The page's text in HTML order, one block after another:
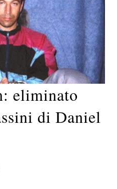
eliminato
di Daniel